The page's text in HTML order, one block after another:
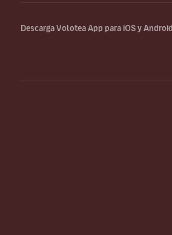
Descarga Volotea App para iOS y Android